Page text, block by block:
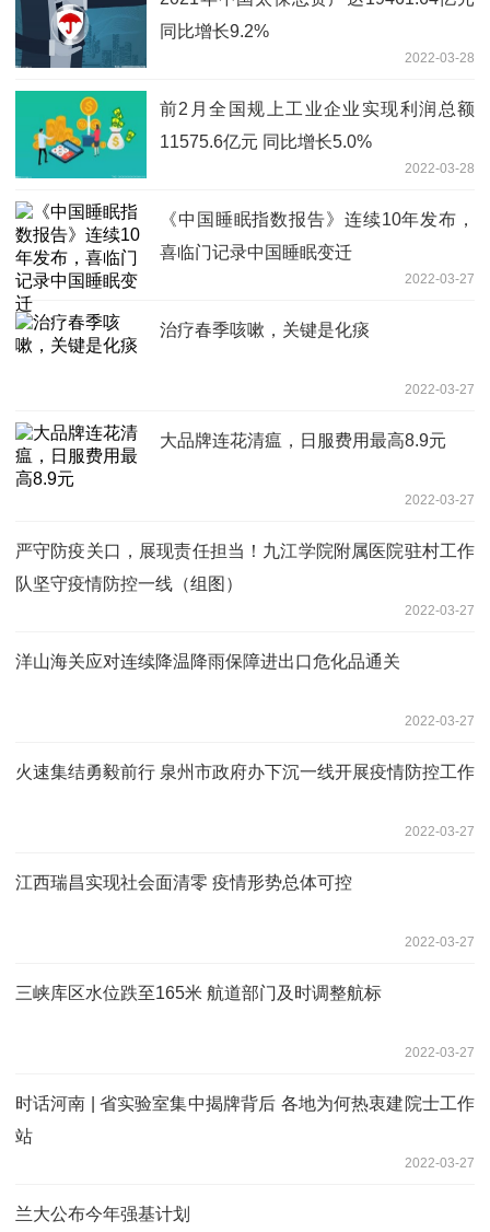
同比增长9.2%
2022-03-28
前2月全国规上工业企业实现利润总额
11575.6亿元 同比增长5.0%
2022-03-28
《中国睡眠指数报告》连续10年发布，
喜临门记录中国睡眠变迁
2022-03-27
治疗春季咳嗽，关键是化痰
2022-03-27
大品牌连花清瘟，日服费用最高8.9元
2022-03-27
严守防疫关口，展现责任担当！九江学院附属医院驻村工作
队坚守疫情防控一线（组图）
2022-03-27
洋山海关应对连续降温降雨保障进出口危化品通关
2022-03-27
火速集结勇毅前行 泉州市政府办下沉一线开展疫情防控工作
2022-03-27
江西瑞昌实现社会面清零 疫情形势总体可控
2022-03-27
三峡库区水位跌至165米 航道部门及时调整航标
2022-03-27
时话河南 | 省实验室集中揭牌背后 各地为何热衷建院士工作
站
2022-03-27
兰大公布今年强基计划